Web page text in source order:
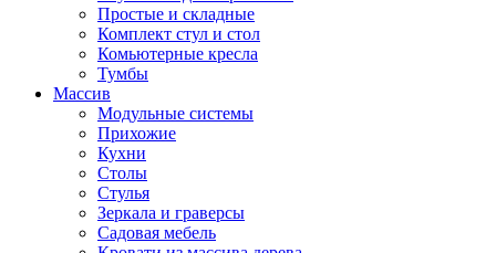
Простые и складные
Комплект стул и стол
Комьютерные кресла
Тумбы
Массив
Модульные системы
Прихожие
Кухни
Столы
Стулья
Зеркала и граверсы
Садовая мебель